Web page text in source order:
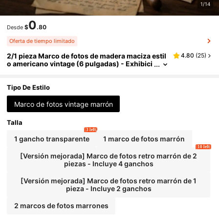
1/14
Desde $0.80
Oferta de tiempo limitado
2/1 pieza Marco de fotos de madera maciza estil
o americano vintage (6 pulgadas) - Exhibici
o de fotos, decoración elegante para el hogar, or
ganizador de escritorio | Artículo decorativo ele
gante | Marco de madera, marco de fotos bisela
do minimalista vintage - Exhibición de escritori
o, decoración horizontal para oficina en casa
4.80 (25)
Tipo De Estilo
Marco de fotos vintage marrón
Talla
1 gancho transparente
3 left
1 marco de fotos marrón
[Versión mejorada] Marco de fotos retro marrón de 2
piezas - Incluye 4 ganchos
10 left
[Versión mejorada] Marco de fotos retro marrón de 1
pieza - Incluye 2 ganchos
2 marcos de fotos marrones